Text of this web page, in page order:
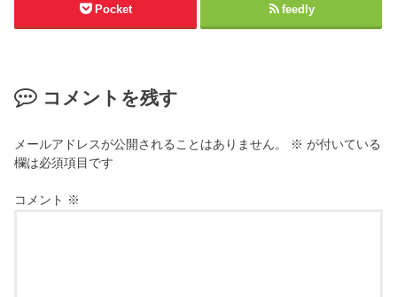
Pocket feedly
コメントを残す
メールアドレスが公開されることはありません。 ※ が付いている
欄は必須項目です
コメント ※